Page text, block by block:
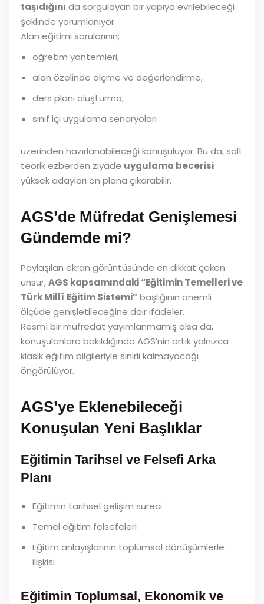
taşıdığını da sorgulayan bir yapıya evrilebileceği
şeklinde yorumlanıyor.
Alan eğitimi sorularının;
öğretim yöntemleri,
alan özelinde ölçme ve değerlendirme,
ders planı oluşturma,
sınıf içi uygulama senaryoları
üzerinden hazırlanabileceği konuşuluyor. Bu da, salt
teorik ezberden ziyade uygulama becerisi
yüksek adayları ön plana çıkarabilir.
AGS’de Müfredat Genişlemesi
Gündemde mi?
Paylaşılan ekran görüntüsünde en dikkat çeken
unsur,AGS kapsamındaki “Eğitimin Temelleri ve
Türk Millî Eğitim Sistemi”başlığının önemli
ölçüde genişletileceğine dair ifadeler.
Resmî bir müfredat yayımlanmamış olsa da,
konuşulanlara bakıldığında AGS’nin artık yalnızca
klasik eğitim bilgileriyle sınırlı kalmayacağı
öngörülüyor.
AGS’ye Eklenebileceği
Konuşulan Yeni Başlıklar
Eğitimin Tarihsel ve Felsefi Arka
Planı
Eğitimin tarihsel gelişim süreci
Temel eğitim felsefeleri
Eğitim anlayışlarının toplumsal dönüşümlerle
ilişkisi
Eğitimin Toplumsal, Ekonomik ve